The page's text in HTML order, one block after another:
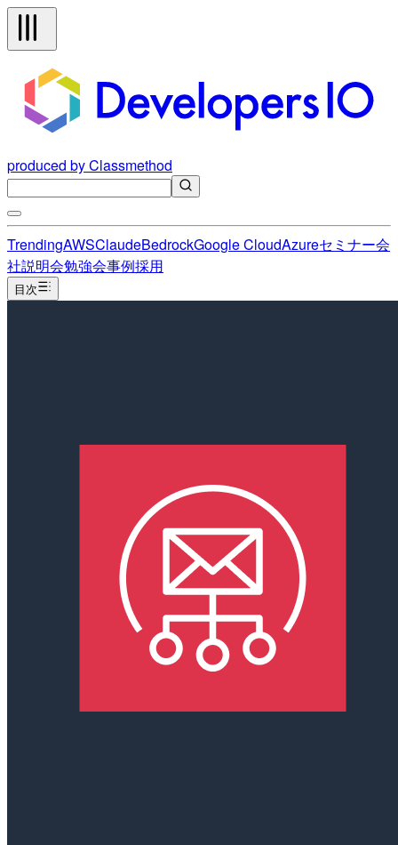
produced by Classmethod
TrendingAWSClaudeBedrockGoogle CloudAzureセミナー会
社説明会勉強会事例採用
目次